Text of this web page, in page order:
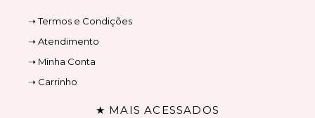
➝ Termos e Condições
➝ Atendimento
➝ Minha Conta
➝ Carrinho
★ MAIS ACESSADOS